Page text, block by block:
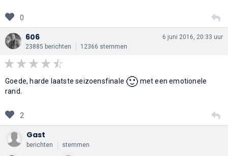
0
606
23885 berichten 12366 stemmen
6 juni 2016, 20:33 uur
Goede, harde laatste seizoensfinale 🙂 met een emotionele
rand.
2
Gast
berichten stemmen